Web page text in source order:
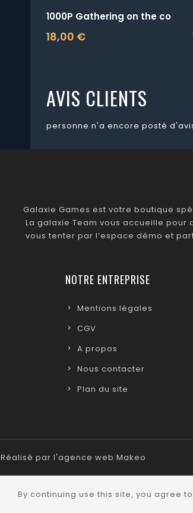
1000P Gathering on the couch
18,00 €
Prix
AVIS CLIENTS
personne n'a encore posté
Galaxie Games est votre boutique
La galaxie Team vous accueille pour
vous tenter par l’espace démo et
NOTRE ENTREPRISE
Mentions légales
CGV
A propos
Nous contacter
Plan du site
Réalisé par l'agence web Makeo
By continuing use this site, you agree